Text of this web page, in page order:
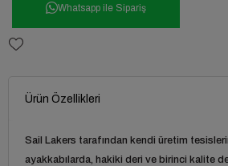
Whatsapp ile Sipariş
Ürün Özellikleri
Sail Lakers tarafından kendi üretim
ayakkabılarda, hakiki deri ve birinci kalite